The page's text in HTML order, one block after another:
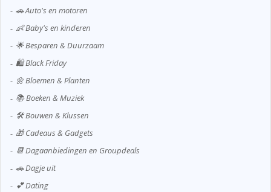
🚗 Auto's en motoren
👶 Baby's en kinderen
🌟 Besparen & Duurzaam
🛍️ Black Friday
🌼 Bloemen & Planten
📚 Boeken & Muziek
🛠️ Bouwen & Klussen
🎁 Cadeaus & Gadgets
📆 Dagaanbiedingen en Groupdeals
🚗 Dagje uit
💕 Dating